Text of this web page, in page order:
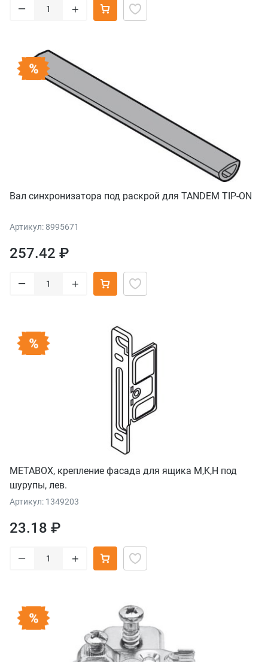
– +
Вал синхронизатора под раскрой для TANDEM TIP-ON
Артикул: 8995671
257.42 ₽
– +
METABOX, крепление фасада для ящика M,K,H под
шурупы, лев.
Артикул: 1349203
23.18 ₽
– +